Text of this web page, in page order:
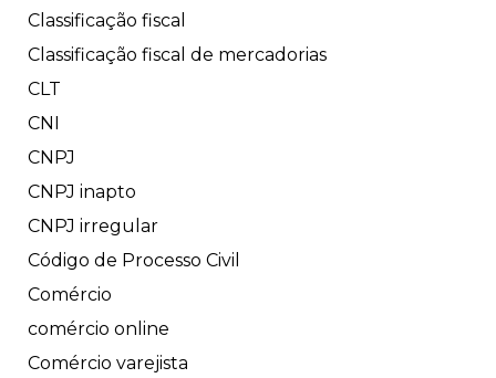
Classificação fiscal
Classificação fiscal de mercadorias
CLT
CNI
CNPJ
CNPJ inapto
CNPJ irregular
Código de Processo Civil
Comércio
comércio online
Comércio varejista